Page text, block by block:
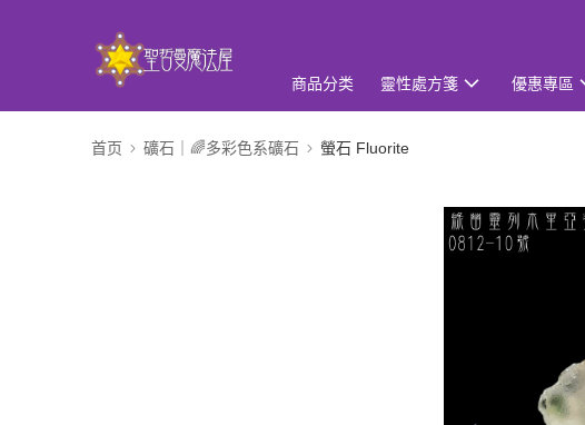
商品分类 靈性處方箋 優惠專區
首页 礦石｜🌈多彩色系礦石 螢石 Fluorite